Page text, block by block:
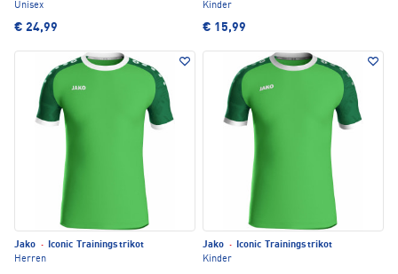
Unisex
€ 24,99
Kinder
€ 15,99
Jako · Iconic Trainingstrikot
Herren
Jako · Iconic Trainingstrikot
Kinder